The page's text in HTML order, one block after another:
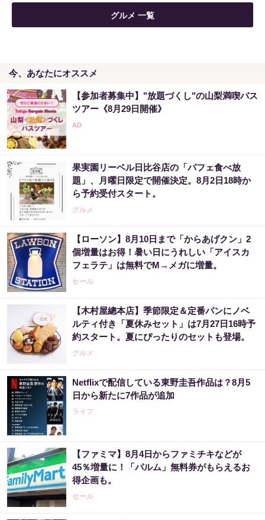
グルメ 一覧
今、あなたにオススメ
【参加者募集中】"放題づくし"の山梨満喫バス
ツアー《8月29日開催》
果実園リーベル日比谷店の「パフェ食べ放
題」、月曜日限定で開催決定。8月2日18時か
ら予約受付スタート。
グルメ
【ローソン】8月10日まで「からあげクン」2
個増量はお得！暑い日にうれしい「アイスカ
フェラテ」は無料でM→メガに増量。
セール
【木村屋總本店】季節限定＆定番パンにノベ
ルティ付き「夏休みセット」は7月27日16時予
約スタート。夏にぴったりのセットも登場。
グルメ
Netflixで配信している東野圭吾作品は？8月5
日から新たに7作品が追加
ライフ
【ファミマ】8月4日からファミチキなどが
45％増量に！「パルム」無料券がもらえるお
得企画も。
セール